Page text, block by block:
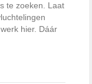
te zoeken. Laat
hier. Dáár